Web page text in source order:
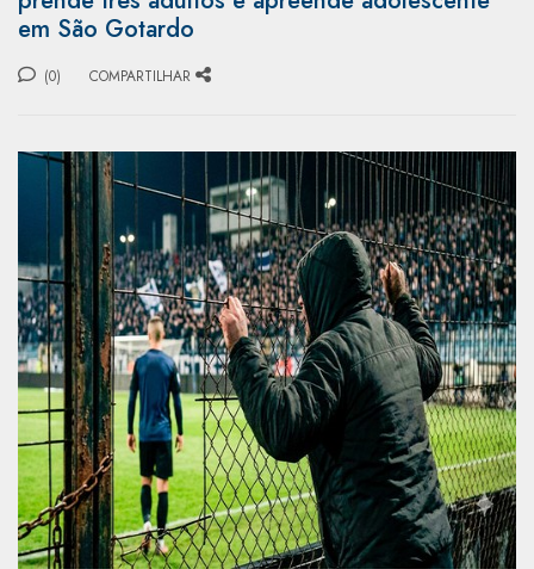
em São Gotardo
(0) COMPARTILHAR